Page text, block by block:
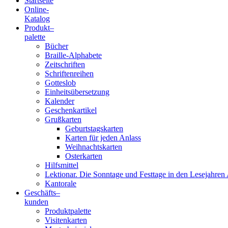
Blindenschrift-
Verlag
Druckerei
gGmbH
Online-
Katalog
Produkt–
palette
Bücher
Braille-Alphabete
Zeitschriften
Schriftenreihen
Gotteslob
Einheitsübersetzung
Kalender
Geschenkartikel
Grußkarten
Geburtstagskarten
Karten für jeden Anlass
Weihnachtskarten
Osterkarten
Hilfsmittel
Lektionar. Die Sonntage und Festtage in den
Kantorale
Geschäfts­–
kunden
Produktpalette
Visitenkarten